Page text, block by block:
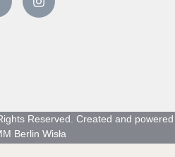
Reserved. Created and powered
Berlin Wisła